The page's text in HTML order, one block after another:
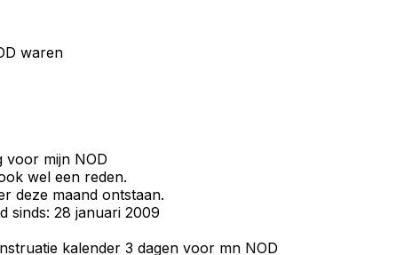
waren
voor mijn NOD
wel een reden.
deze maand ontstaan.
sinds: 28 januari 2009
kalender 3 dagen voor mn NOD